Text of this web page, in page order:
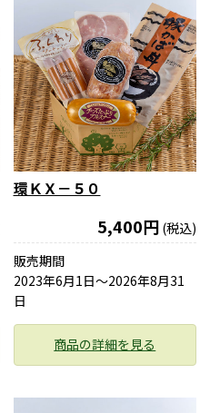
環ＫＸ－５０
5,400円 (税込)
販売期間
2023年6月1日〜2026年8月31
日
商品の詳細を見る